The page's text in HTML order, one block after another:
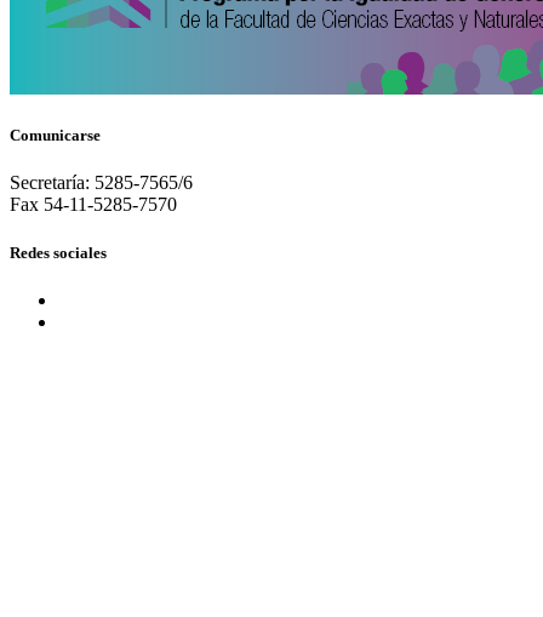
Comunicarse
Secretaría: 5285-7565/6
Fax 54-11-5285-7570
Redes sociales